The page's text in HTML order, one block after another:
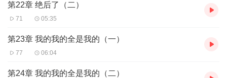
第22章 绝后了（二）
71 05:35
第23章 我的我的全是我的（一）
77 06:04
第24章 我的我的全是我的（二）